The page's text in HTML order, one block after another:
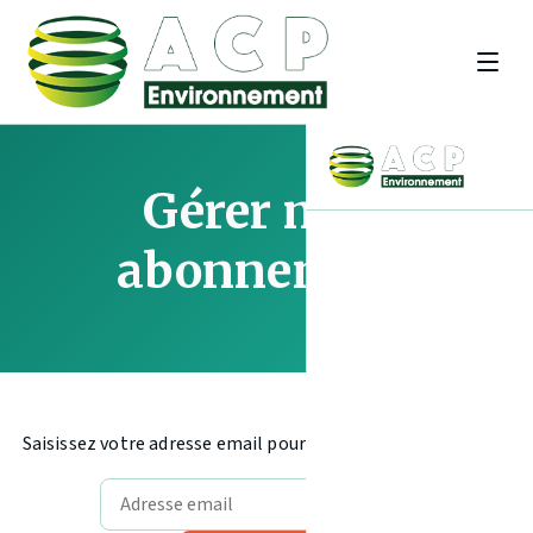
Gérer mon
abonnement
Saisissez votre adresse email pour recevoir un code d'accès.